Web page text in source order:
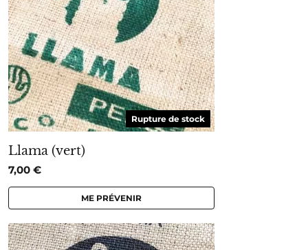
Rupture de stock
Llama (vert)
7,00 €
ME PRÉVENIR